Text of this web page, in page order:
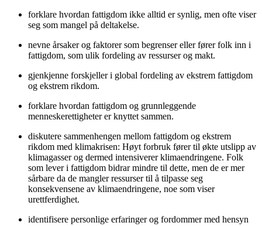
forklare hvordan fattigdom ikke alltid er synlig, men ofte viser
seg som mangel på deltakelse.
nevne årsaker og faktorer som begrenser eller fører folk inn i
fattigdom, som ulik fordeling av ressurser og makt.
gjenkjenne forskjeller i global fordeling av ekstrem fattigdom
og ekstrem rikdom.
forklare hvordan fattigdom og grunnleggende
menneskerettigheter er knyttet sammen.
diskutere sammenhengen mellom fattigdom og ekstrem
rikdom med klimakrisen: Høyt forbruk fører til økte utslipp av
klimagasser og dermed intensiverer klimaendringene. Folk
som lever i fattigdom bidrar mindre til dette, men de er mer
sårbare da de mangler ressurser til å tilpasse seg
konsekvensene av klimaendringene, noe som viser
urettferdighet.
identifisere personlige erfaringer og fordommer med hensyn